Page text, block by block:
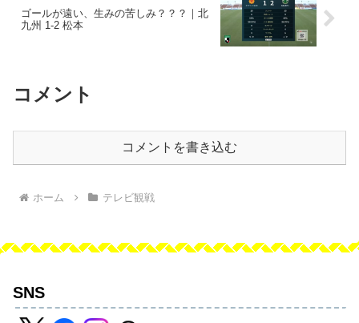
ゴールが遠い、生みの苦しみ？？？｜北
九州 1-2 松本
コメント
コメントを書き込む
ホーム テレビ観戦
SNS